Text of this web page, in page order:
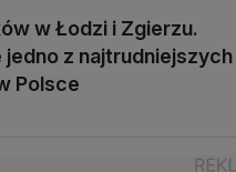
w Łodzi i Zgierzu.
jedno z najtrudniejszych
Polsce